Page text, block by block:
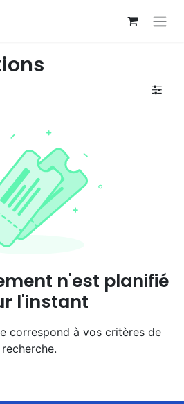
n'est planifié
l'instant
correspond à vos critères de
recherche.